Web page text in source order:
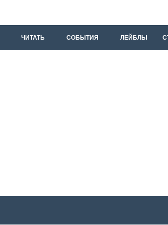
ЧИТАТЬ СОБЫТИЯ ЛЕЙБЛЫ